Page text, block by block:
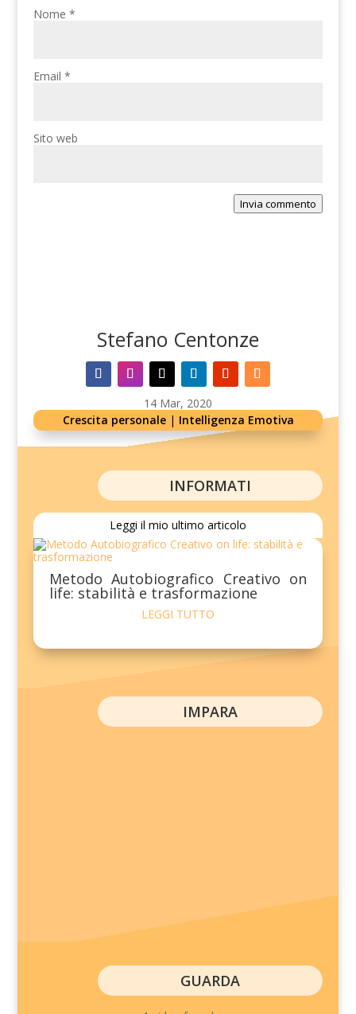
Nome*
Email*
Sito web
Invia commento
Stefano Centonze
14 Mar, 2020
Crescita personale| Intelligenza Emotiva
INFORMATI
Leggi il mio ultimo articolo
Metodo Autobiografico Creativo on
life: stabilità e trasformazione
LEGGI TUTTO
IMPARA
GUARDA